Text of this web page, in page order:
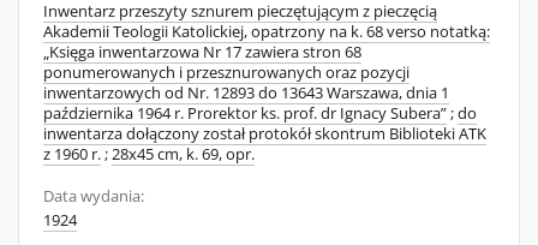
Inwentarz przeszyty sznurem pieczętującym z pieczęcią
Akademii Teologii Katolickiej, opatrzony na k. 68 verso notatką:
„Księga inwentarzowa Nr 17 zawiera stron 68
ponumerowanych i przesznurowanych oraz pozycji
inwentarzowych od Nr. 12893 do 13643 Warszawa, dnia 1
października 1964 r. Prorektor ks. prof. dr Ignacy Subera”;do
inwentarza dołączony został protokół skontrum Biblioteki ATK
z 1960 r.;28x45 cm, k. 69, opr.
Data wydania:
1924